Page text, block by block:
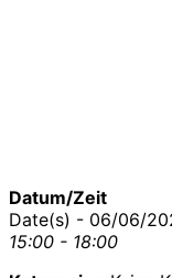
Datum/Zeit
Date(s) - 06/06/
15:00 - 18:00